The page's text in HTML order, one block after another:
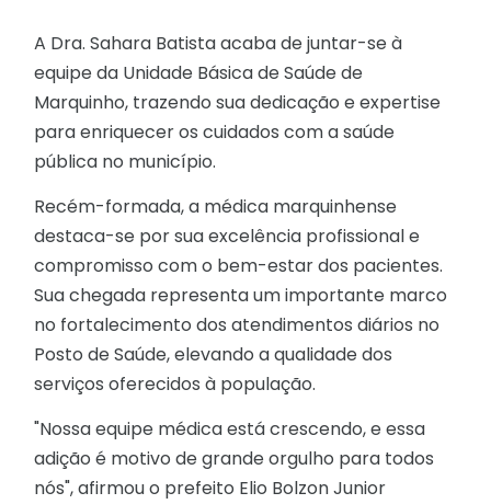
A Dra. Sahara Batista acaba de juntar-se à
equipe da Unidade Básica de Saúde de
Marquinho, trazendo sua dedicação e expertise
para enriquecer os cuidados com a saúde
pública no município.
Recém-formada, a médica marquinhense
destaca-se por sua excelência profissional e
compromisso com o bem-estar dos pacientes.
Sua chegada representa um importante marco
no fortalecimento dos atendimentos diários no
Posto de Saúde, elevando a qualidade dos
serviços oferecidos à população.
"Nossa equipe médica está crescendo, e essa
adição é motivo de grande orgulho para todos
nós", afirmou o prefeito Elio Bolzon Junior